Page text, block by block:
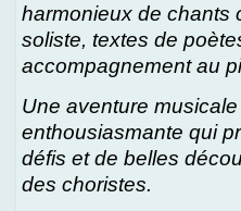
harmonieux de chants
soliste, textes de
accompagnement au
Une aventure
enthousiasmante qui
défis et de belles
des choristes.